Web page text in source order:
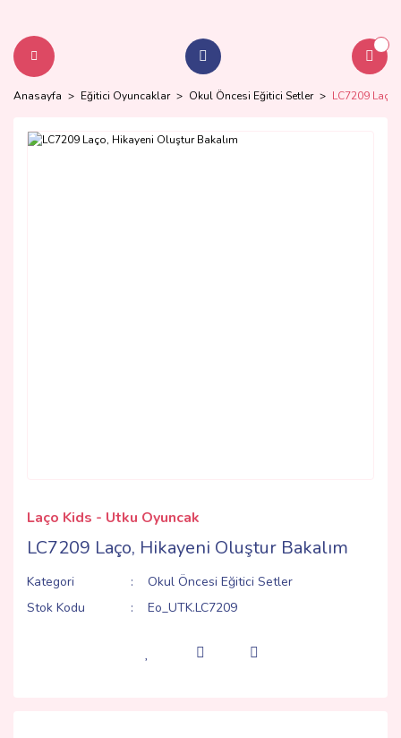
Anasayfa Eğitici Oyuncaklar Okul Öncesi Eğitici Setler LC7209
Laço Kids - Utku Oyuncak
LC7209 Laço, Hikayeni Oluştur Bakalım
Kategori
Okul Öncesi Eğitici Setler
Stok Kodu
Eo_UTK.LC7209